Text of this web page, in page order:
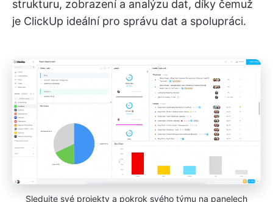
strukturu, zobrazení a analýzu dat, díky čemuž
je ClickUp ideální pro správu dat a spolupráci.
Sledujte své projekty a pokrok svého týmu na panelech